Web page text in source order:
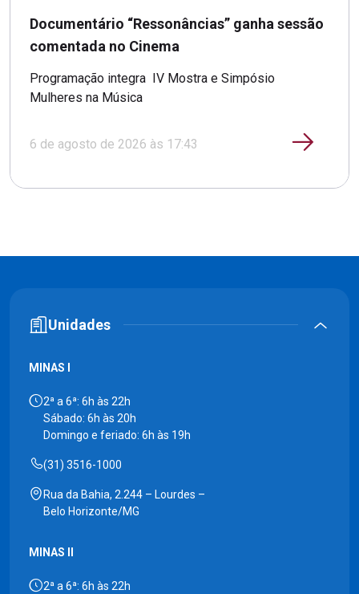
Documentário “Ressonâncias” ganha sessão
comentada no Cinema
Programação integra IV Mostra e Simpósio
Mulheres na Música
6 de agosto de 2026 às 17:43
Unidades
MINAS I
2ª a 6ª: 6h às 22h
Sábado: 6h às 20h
Domingo e feriado: 6h às 19h
(31) 3516-1000
Rua da Bahia, 2.244 – Lourdes –
Belo Horizonte/MG
MINAS II
2ª a 6ª: 6h às 22h